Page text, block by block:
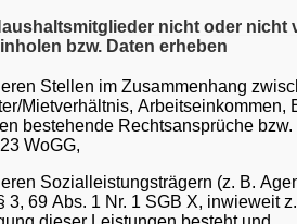
nicht oder
bzw. Daten erheben
Stellen im Zusammenhang
Mietverhältnis,
bestehende Rechtsansprüche
WoGG,
Sozialleistungsträgern (z. B.
3, 69 Abs. 1 Nr. 1 SGB X, inwieweit